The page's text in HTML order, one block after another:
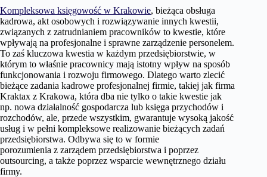
Kompleksowa księgowość w Krakowie, bieżąca obsługa
kadrowa, akt osobowych i rozwiązywanie innych kwestii,
związanych z zatrudnianiem pracowników to kwestie, które
wpływają na profesjonalne i sprawne zarządzenie personelem.
To zaś kluczowa kwestia w każdym przedsiębiorstwie, w
którym to właśnie pracownicy mają istotny wpływ na sposób
funkcjonowania i rozwoju firmowego. Dlatego warto zlecić
bieżące zadania kadrowe profesjonalnej firmie, takiej jak firma
Kraktax z Krakowa, która dba nie tylko o takie kwestie jak
np. nowa działalność gospodarcza lub księga przychodów i
rozchodów, ale, przede wszystkim, gwarantuje wysoką jakość
usług i w pełni kompleksowe realizowanie bieżących zadań
przedsiębiorstwa. Odbywa się to w formie
porozumienia z zarządem przedsiębiorstwa i poprzez
outsourcing, a także poprzez wsparcie wewnętrznego działu
firmy.